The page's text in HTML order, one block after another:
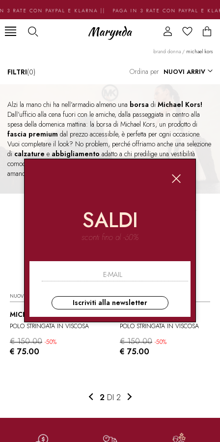
3 RATE CON PAYPAL E KLARNA || PAGA IN 3 RATE CON PAYPAL E
brand donna / michael kors
FILTRI(0) Ordina per
Alzi la mano chi ha nell’armadio almeno una borsa di Michael Kors!
Dall’ufficio alla cena fuori con le amiche, dalla passeggiata in centro alla
spesa della domenica mattina: la borsa di Michael Kors, un prodotto di
fascia premium dal prezzo accessibile, è perfetta per ogni occasione.
Vuoi completare il look? No problem, perché offriamo anche una selezione
di calzature e abbigliamento adatto a chi predilige una vestibilità
comoda, ideale per le nostre amiche
amano le linee più morbide. Meglio di così.
NUOVI ARRIVI
MICHAEL KORS
POLO STRINGATA IN VISCOSA
€ 150.00 -50%
€ 75.00
NUOVI ARRIVI
MICHAEL KORS
POLO STRINGATA IN VISCOSA
€ 150.00 -50%
€ 75.00
2DI 2
SALDI
sconti fino al -60%
Iscriviti alla newsletter